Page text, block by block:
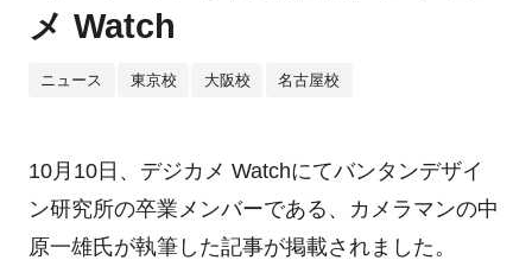
メ Watch
ニュース 東京校 大阪校 名古屋校
10月10日、デジカメ Watchにてバンタンデザイ
ン研究所の卒業メンバーである、カメラマンの中
原一雄氏が執筆した記事が掲載されました。